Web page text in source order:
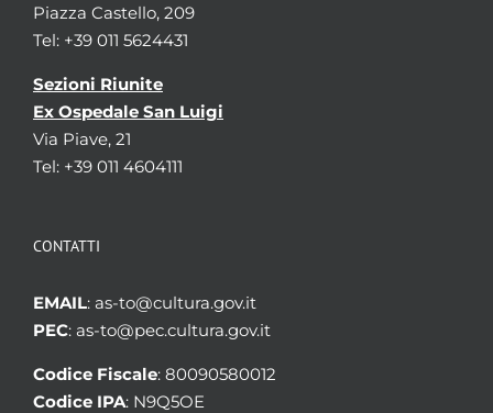
Piazza Castello, 209
Tel: +39 011 5624431
Sezioni Riunite
Ex Ospedale San Luigi
Via Piave, 21
Tel: +39 011 4604111
CONTATTI
EMAIL: as-to@cultura.gov.it
PEC: as-to@pec.cultura.gov.it
Codice Fiscale: 80090580012
Codice IPA: N9Q5OE